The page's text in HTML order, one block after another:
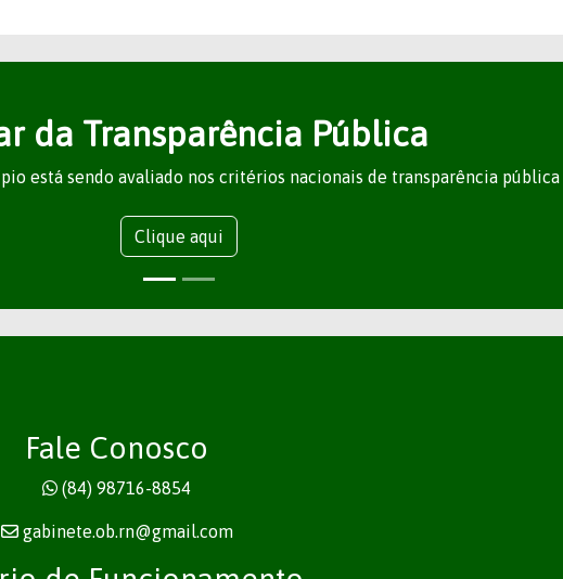
da Transparência Pública
está sendo avaliado nos critérios nacionais de transparência pública
Clique aqui
Fale Conosco
(84) 98716-8854
gabinete.ob.rn@gmail.com